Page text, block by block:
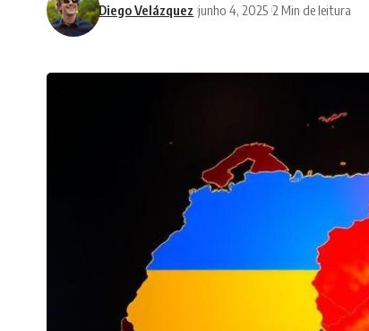
Diego Velázquez junho 4, 2025 2 Min de leitura